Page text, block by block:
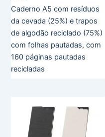
Caderno A5 com resíduos
da cevada (25%) e trapos
de algodão reciclado (75%)
com folhas pautadas, com
160 páginas pautadas
recicladas